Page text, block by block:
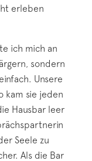
erleben
ich mich an
sondern
Unsere
kam sie jeden
Hausbar leer
Seele zu
Als die Bar